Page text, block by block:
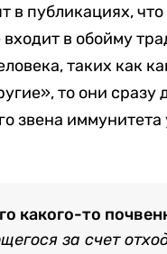
в публикациях,
в обойму
таких как
то они сразу
звена иммунитета
какого-то
за счет